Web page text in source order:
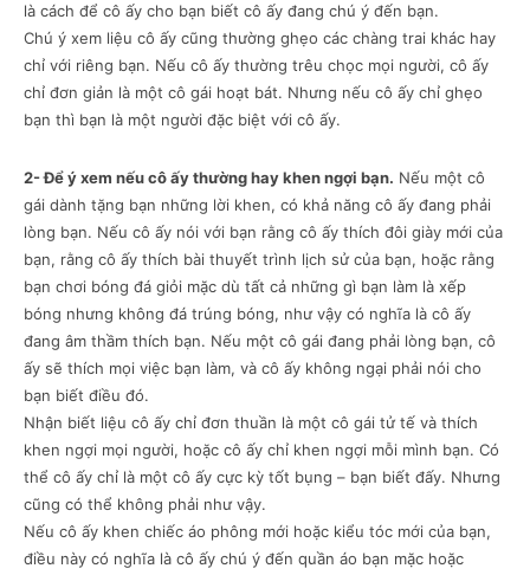
là cách để cô ấy cho bạn biết cô ấy đang chú ý đến bạn.
Chú ý xem liệu cô ấy cũng thường ghẹo các chàng trai khác hay
chỉ với riêng bạn. Nếu cô ấy thường trêu chọc mọi người, cô ấy
chỉ đơn giản là một cô gái hoạt bát. Nhưng nếu cô ấy chỉ ghẹo
bạn thì bạn là một người đặc biệt với cô ấy.
2- Để ý xem nếu cô ấy thường hay khen ngợi bạn. Nếu một cô
gái dành tặng bạn những lời khen, có khả năng cô ấy đang phải
lòng bạn. Nếu cô ấy nói với bạn rằng cô ấy thích đôi giày mới của
bạn, rằng cô ấy thích bài thuyết trình lịch sử của bạn, hoặc rằng
bạn chơi bóng đá giỏi mặc dù tất cả những gì bạn làm là xếp
bóng nhưng không đá trúng bóng, như vậy có nghĩa là cô ấy
đang âm thầm thích bạn. Nếu một cô gái đang phải lòng bạn, cô
ấy sẽ thích mọi việc bạn làm, và cô ấy không ngại phải nói cho
bạn biết điều đó.
Nhận biết liệu cô ấy chỉ đơn thuần là một cô gái tử tế và thích
khen ngợi mọi người, hoặc cô ấy chỉ khen ngợi mỗi mình bạn. Có
thể cô ấy chỉ là một cô ấy cực kỳ tốt bụng – bạn biết đấy. Nhưng
cũng có thể không phải như vậy.
Nếu cô ấy khen chiếc áo phông mới hoặc kiểu tóc mới của bạn,
điều này có nghĩa là cô ấy chú ý đến quần áo bạn mặc hoặc